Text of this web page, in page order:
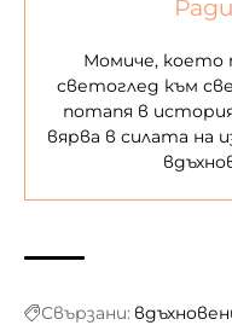
Момиче, което
светоглед към
потапя в
вярва в силата на
Свързани: